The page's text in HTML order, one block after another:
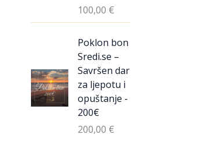
100,00 €
Poklon bon
Sredi.se –
Savršen dar
za ljepotu i
opuštanje -
200€
200,00 €